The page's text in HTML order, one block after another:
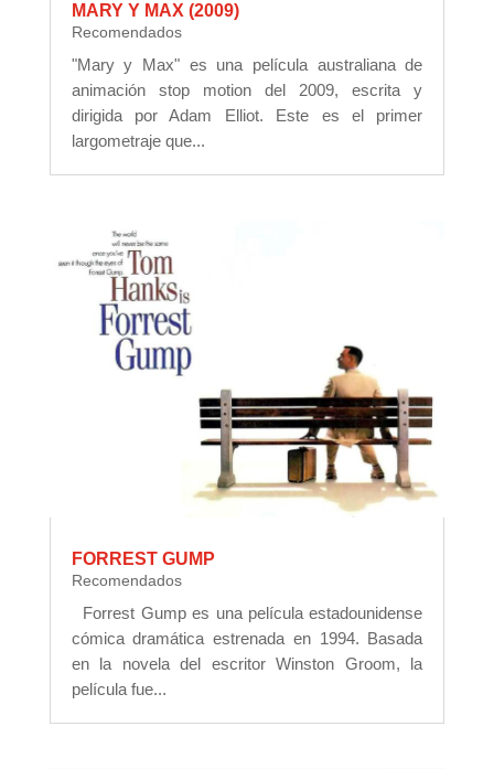
MARY Y MAX (2009)
Recomendados
"Mary y Max" es una película australiana de
animación stop motion del 2009, escrita y
dirigida por Adam Elliot. Este es el primer
largometraje que...
FORREST GUMP
Recomendados
Forrest Gump es una película estadounidense
cómica dramática estrenada en 1994. Basada
en la novela del escritor Winston Groom, la
película fue...